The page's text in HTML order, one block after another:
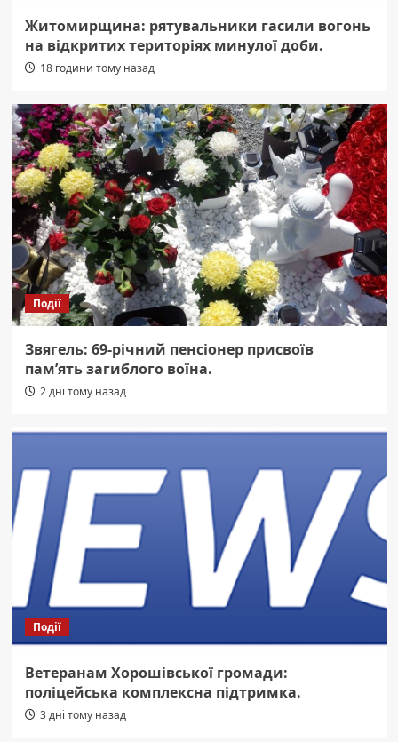
Житомирщина: рятувальники гасили вогонь
на відкритих територіях минулої доби.
18 години тому назад
Події
Звягель: 69-річний пенсіонер присвоїв
пам’ять загиблого воїна.
2 дні тому назад
Події
Ветеранам Хорошівської громади:
поліцейська комплексна підтримка.
3 дні тому назад